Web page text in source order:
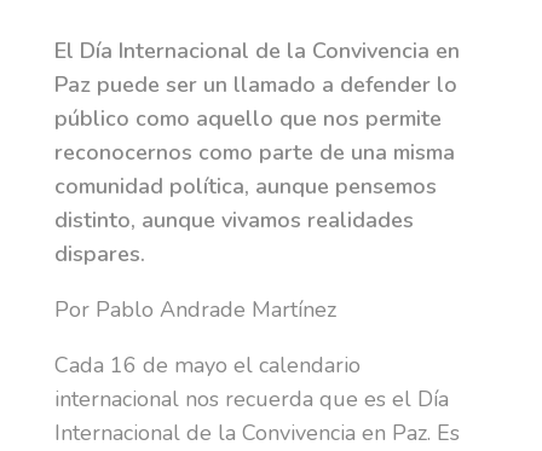
El Día Internacional de la Convivencia en
Paz puede ser un llamado a defender lo
público como aquello que nos permite
reconocernos como parte de una misma
comunidad política, aunque pensemos
distinto, aunque vivamos realidades
dispares.
Por Pablo Andrade Martínez
Cada 16 de mayo el calendario
internacional nos recuerda que es el Día
Internacional de la Convivencia en Paz. Es